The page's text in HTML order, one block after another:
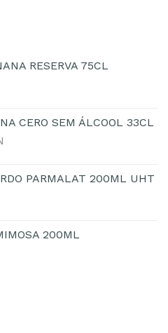
RESERVA 75CL
CERO SEM ÁLCOOL 33CL
PARMALAT 200ML UHT
200ML